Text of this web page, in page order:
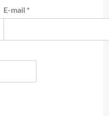
E-mail *